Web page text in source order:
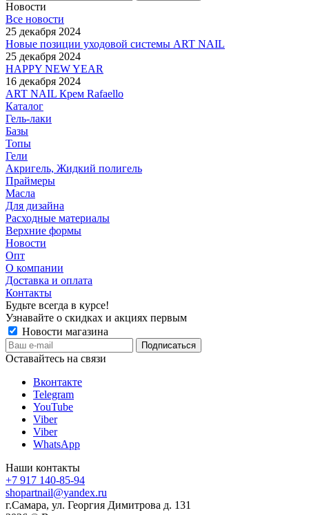
Новости
Все новости
25 декабря 2024
Новые позиции уходовой системы ART NAIL
25 декабря 2024
HAPPY NEW YEAR
16 декабря 2024
ART NAIL Крем Rafaello
Каталог
Гель-лаки
Базы
Топы
Гели
Акригель, Жидкий полигель
Праймеры
Масла
Для дизайна
Расходные материалы
Верхние формы
Новости
Опт
О компании
Доставка и оплата
Контакты
Будьте всегда в курсе!
Узнавайте о скидках и акциях первым
Новости магазина
Оставайтесь на связи
Вконтакте
Telegram
YouTube
Viber
Viber
WhatsApp
Наши контакты
+7 917 140-85-94
shopartnail@yandex.ru
г.Самара, ул. Георгия Димитрова д. 131